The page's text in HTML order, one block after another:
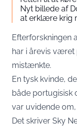
Nyt billede af
at erklære krig
Efterforskningen
har i årevis
mistænkte.
En tysk kvinde,
både portugisisk
var uvidende
Det skriver Sky